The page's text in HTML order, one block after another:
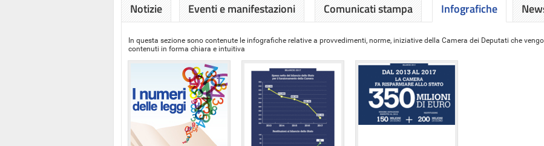
Notizie Eventi e manifestazioni Comunicati stampa Infografiche
In questa sezione sono contenute le infografiche relative a provvedimenti, norme, iniziative della Camera dei Deputati che
contenuti in forma chiara e intuitiva